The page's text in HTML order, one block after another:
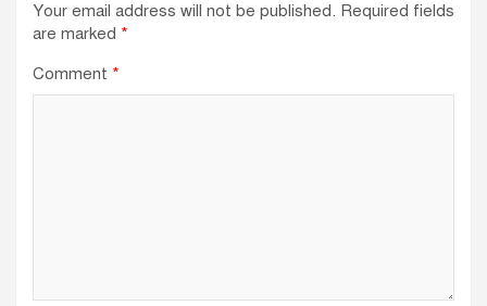
Your email address will not be published. Required fields
are marked *
Comment *